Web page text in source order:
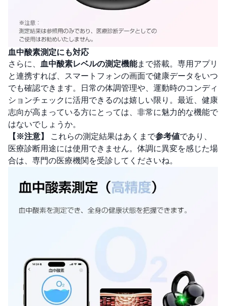
血中酸素測定にも対応
さらに、
血中酸素レベルの測定機能まで搭載。専用アプリ
と連携すれば、スマートフォンの画面で健康データをいつ
でも確認できます。日常の体調管理や、運動時のコンディ
ションチェックに活用できるのは嬉しい限り。最近、健康
志向が高まっている方にとっては、非常に魅力的な機能で
はないでしょうか。
【※注意】
これらの測定結果はあくまで参考値であり、
医療診断用途には使用できません。体調に異変を感じた場
合は、専門の医療機関を受診してくださいね。